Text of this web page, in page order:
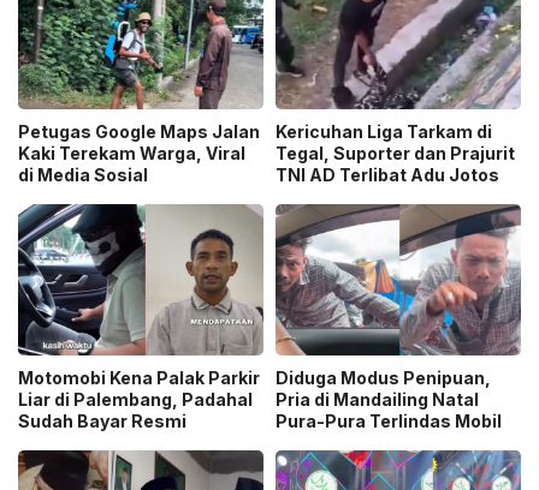
Petugas Google Maps Jalan
Kaki Terekam Warga, Viral
di Media Sosial
Kericuhan Liga Tarkam di
Tegal, Suporter dan Prajurit
TNI AD Terlibat Adu Jotos
Motomobi Kena Palak Parkir
Liar di Palembang, Padahal
Sudah Bayar Resmi
Diduga Modus Penipuan,
Pria di Mandailing Natal
Pura-Pura Terlindas Mobil